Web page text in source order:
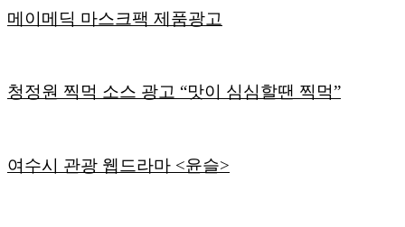
메이메딕 마스크팩 제품광고
청정원 찍먹 소스 광고 “맛이 심심할땐 찍먹”
여수시 관광 웹드라마 <윤슬>